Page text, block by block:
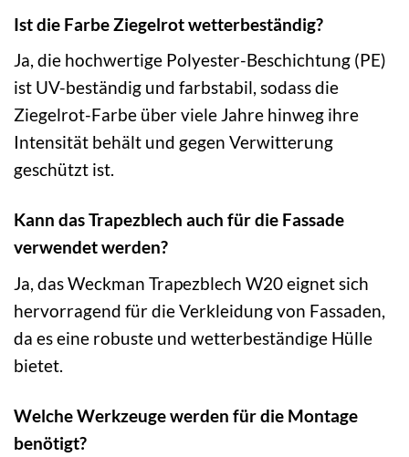
Ist die Farbe Ziegelrot wetterbeständig?
Ja, die hochwertige Polyester-Beschichtung (PE)
ist UV-beständig und farbstabil, sodass die
Ziegelrot-Farbe über viele Jahre hinweg ihre
Intensität behält und gegen Verwitterung
geschützt ist.
Kann das Trapezblech auch für die Fassade
verwendet werden?
Ja, das Weckman Trapezblech W20 eignet sich
hervorragend für die Verkleidung von Fassaden,
da es eine robuste und wetterbeständige Hülle
bietet.
Welche Werkzeuge werden für die Montage
benötigt?